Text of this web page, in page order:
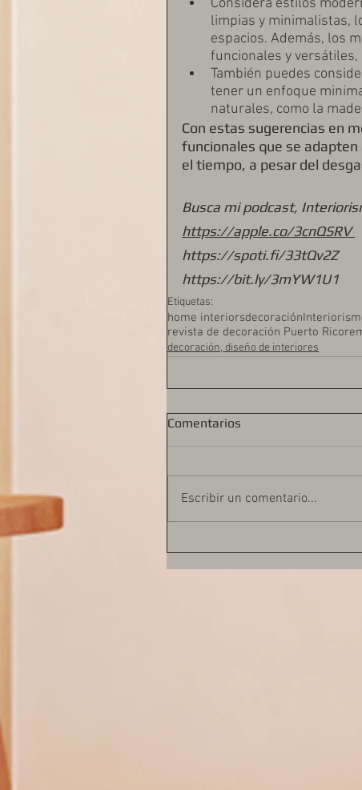
Considera estilos
limpias y minimalistas,
espacios. Además, los
funcionales y
También puedes
tener un enfoque
naturales, como la
Con estas sugerencias en
funcionales que se
el tiempo, a pesar del
Busca mi podcast,
https://apple.co/3cnQSRV
https://spoti.fi/33tQv2Z
https://bit.ly/3mYW1U1
Etiquetas:
home interiorsdecoración
revista de decoración Puerto Rico
decoración, diseño de interiores
Comentarios
Escribir un comentario...